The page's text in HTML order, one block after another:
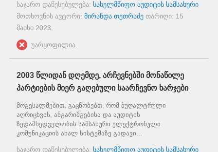
საჯარო დაწესებულება: სახელმწიფო აუდიტის სამსახური
მოთხოვნის ავტორი: მირანდა თეთრაძე თარიღი: 15
მაისი 2023
უარყოფილია.
2003 წლიდან დღემდე, არჩევნებში მონაწილე
პარტიების მიერ გაღებული საარჩევნო ხარჯები
მოგესალმებით, გაცნობებთ, რომ ბუღალტრული
აღრიცხვის, ანგარიშგებისა და აუდიტის
ზედამხედველობის სამსახური ელექტრონული
კომუნიკაციის ახალ სისტემაზე გადავი...
საჯარო დაწესებულება: სახელმწიფო აუდიტის სამსახური